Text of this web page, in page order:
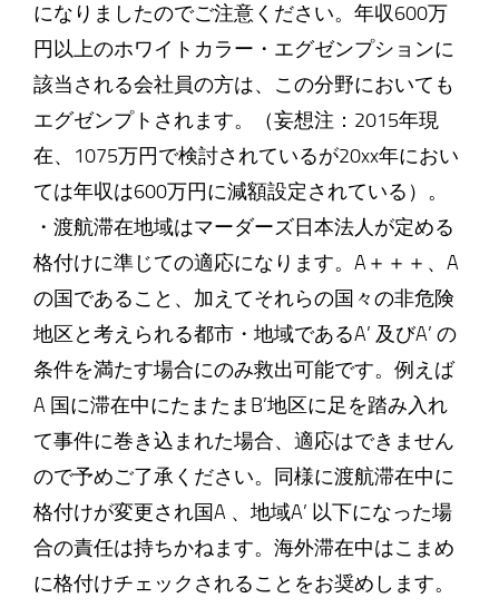
になりましたのでご注意ください。年収600万
円以上のホワイトカラー・エグゼンプションに
該当される会社員の方は、この分野においても
エグゼンプトされます。（妄想注：2015年現
在、1075万円で検討されているが20xx年におい
ては年収は600万円に減額設定されている）。
・渡航滞在地域はマーダーズ日本法人が定める
格付けに準じての適応になります。A＋＋＋、A
の国であること、加えてそれらの国々の非危険
地区と考えられる都市・地域であるA’ 及びA’ の
条件を満たす場合にのみ救出可能です。例えば
A 国に滞在中にたまたまB’地区に足を踏み入れ
て事件に巻き込まれた場合、適応はできません
ので予めご了承ください。同様に渡航滞在中に
格付けが変更され国A 、地域A’ 以下になった場
合の責任は持ちかねます。海外滞在中はこまめ
に格付けチェックされることをお奨めします。